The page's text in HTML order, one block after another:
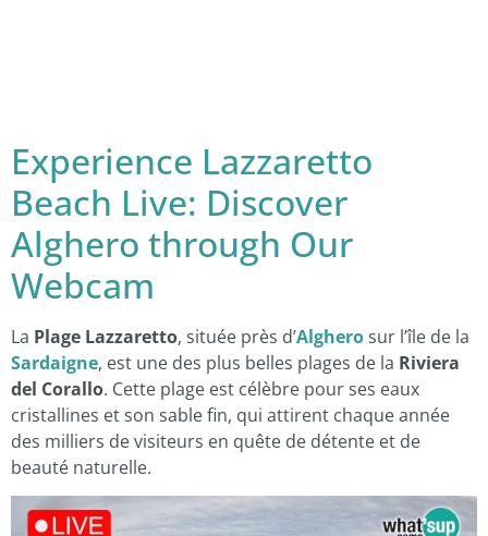
Experience Lazzaretto
Beach Live: Discover
Alghero through Our
Webcam
La Plage Lazzaretto, située près d’Algherosur l’île de la
Sardaigne, est une des plus belles plages de la Riviera
del Corallo. Cette plage est célèbre pour ses eaux
cristallines et son sable fin, qui attirent chaque année
des milliers de visiteurs en quête de détente et de
beauté naturelle.